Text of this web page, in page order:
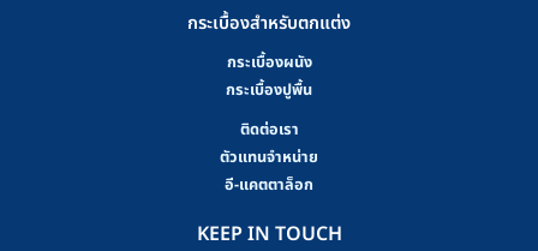
กระเบื้องสำหรับตกแต่ง
กระเบื้องผนัง
กระเบื้องปูพื้น
ติดต่อเรา
ตัวแทนจำหน่าย
อี-แคตตาล็อก
KEEP IN TOUCH